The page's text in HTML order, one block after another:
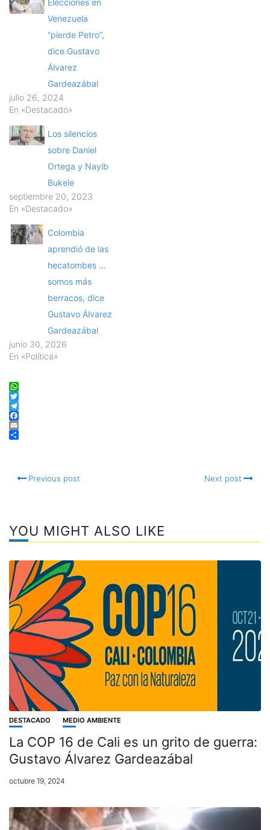
Venezuela
“pierde Petro”,
dice Gustavo
Álvarez
Gardeazábal
julio 26, 2024
En «Destacado»
Los silencios
sobre Daniel
Ortega y Nayib
Bukele
septiembre 20, 2023
En «Destacado»
Colombia
aprendió de las
hecatombes …
somos más
berracos, dice
Gustavo Álvarez
Gardeazábal
junio 30, 2026
En «Política»
WhatsApp
Twitter
Telegram
Facebook
Email
Previous post Next post
YOU MIGHT ALSO LIKE
DESTACADO MEDIO AMBIENTE
La COP 16 de Cali es un grito de guerra:
Gustavo Álvarez Gardeazábal
octubre 19, 2024